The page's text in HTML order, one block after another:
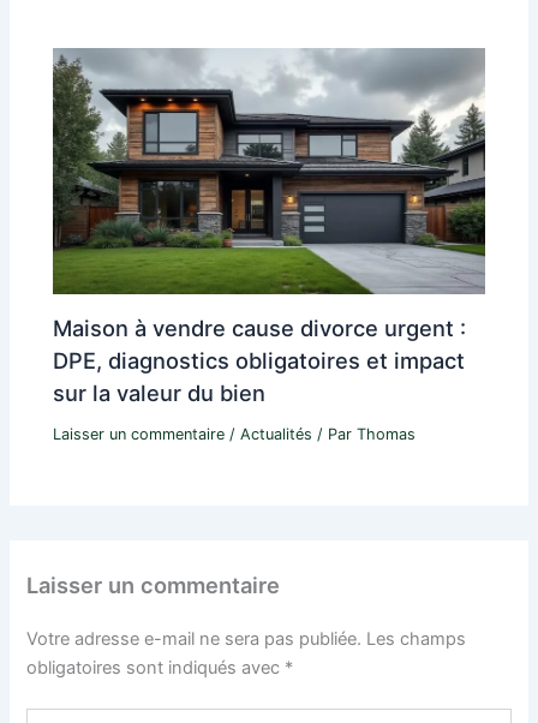
Maison à vendre cause divorce urgent :
DPE, diagnostics obligatoires et impact
sur la valeur du bien
Laisser un commentaire /Actualités / ParThomas
Laisser un commentaire
Votre adresse e-mail ne sera pas publiée. Les champs
obligatoires sont indiqués avec *